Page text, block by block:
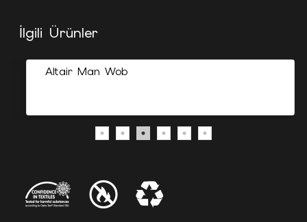
İlgili Ürünler
Altair Man Wob